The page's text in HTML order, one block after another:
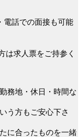
話での面接も可能
求人票をご持参く
務地・休日・時間な
う方もご安心下さ
に合ったものを一緒